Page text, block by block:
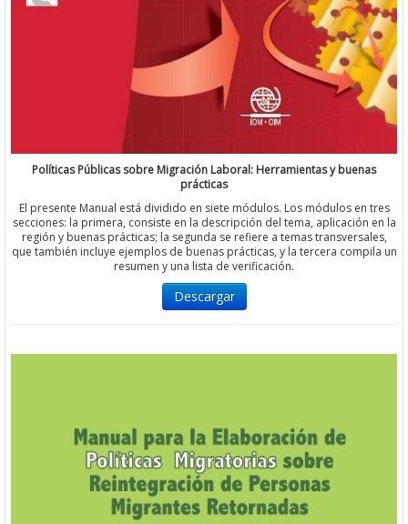
Políticas Públicas sobre Migración Laboral: Herramientas y buenas
prácticas
El presente Manual está dividido en siete módulos. Los módulos en tres
secciones: la primera, consiste en la descripción del tema, aplicación en la
región y buenas prácticas; la segunda se refiere a temas transversales,
que también incluye ejemplos de buenas prácticas, y la tercera compila un
resumen y una lista de verificación.
Descargar